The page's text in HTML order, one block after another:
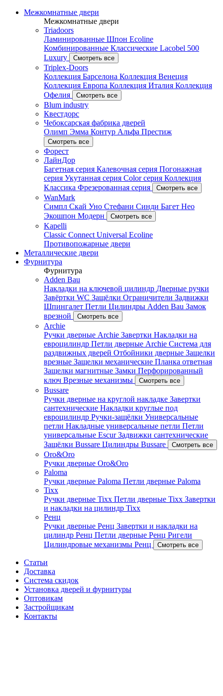
Межкомнатные двери
Межкомнатные двери
Triadoors
Ламинированные Шпон Ecoline
Комбинированные Классические Lacobel 500
Luxury
Смотреть все
Triplex-Doors
Коллекция Барселона Коллекция Венеция
Коллекция Европа Коллекция Италия Коллекция
Офелия
Смотреть все
Blum industry
Квестдорс
Чебоксарская фабрика дверей
Олимп Эмма Контур Альфа Престиж
Смотреть все
Форест
ЛайнДор
Багетная серия Калевочная серия Погонажная
серия Укутанная серия Color серия Коллекция
Классика Фрезерованная серия Смотреть все
WanMark
Симпл Скай Уно Стефани Синди Багет Нео
Экошпон Модерн Смотреть все
Kapelli
Classic Connect Universal Ecoline
Противопожарные двери
Металлические двери
Фурнитура
Фурнитура
Adden Bau
Накладки на ключевой цилиндр Дверные ручки
Завёртки WC Защёлки Ограничители Задвижки
Шпингалет Петли Цилиндры Adden Bau Замок
врезной
Смотреть все
Archie
Ручки дверные Archie Завертки Накладки на
евроцилиндр Петли дверные Archie Система для
раздвижных дверей Отбойники дверные Защелки
врезные Защелки механические Планка ответная
Защелки магнитные Замки Перфорированный
ключ Врезные механизмы Смотреть все
Bussare
Ручки дверные на круглой накладке Завертки
сантехнические Накладки круглые под
евроцилиндр Ручки-защёлки Универсальные
петли Накладные универсальные петли Петли
универсальные EscurЗадвижки сантехнические
Защёлки Bussare Цилиндры Bussare Смотреть все
Oro&Oro
Ручки дверные Oro&Oro
Paloma
Ручки дверные Paloma Петли дверные Paloma
Tixx
Ручки дверные Tixx Петли дверные Tixx Завертки
и накладки на цилиндр Tixx
Ренц
Ручки дверные Ренц Завертки и накладки на
цилиндр Ренц Петли дверные Ренц Ригели
Цилиндровые механизмы Ренц
Смотреть все
Статьи
Доставка
Система скидок
Установка дверей и фурнитуры
Оптовикам
Застройщикам
Контакты